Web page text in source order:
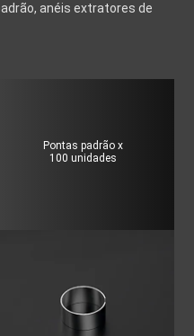
anéis extratores de
Pontas padrão x
100 unidades